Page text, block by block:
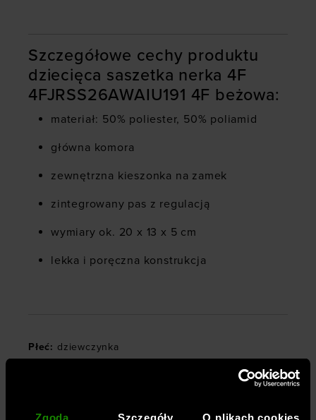
Zgoda Szczegóły O plikach cookies
Szczegółowe cechy produktu
dziecięca saszetka nerka 4F
4FJRSS26AWAIU191 4F beżowa:
materiał: 50% poliester, 50% poliamid
główna komora
zewnętrzna kieszonka na zamek
zintegrowany pas z regulacją
wymiary ok. 20 x 13 x 5 cm
lekka i poręczna konstrukcja
Płeć: dziewczynka